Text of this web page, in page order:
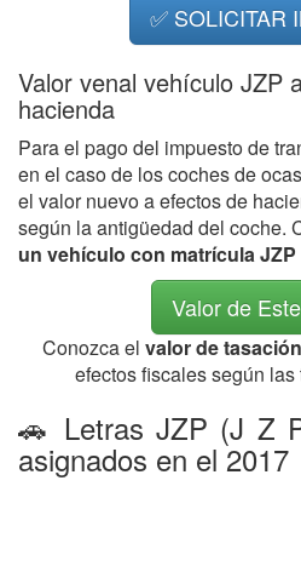
✅ SOLICITAR
Valor venal vehículo JZP
hacienda
Para el pago del impuesto de
en el caso de los coches de
el valor nuevo a efectos de
según la antigüedad del coche.
un vehículo con matrícula JZP
Valor de
Conozca el valor de tasación
efectos fiscales según
🚗 Letras JZP (J Z
asignados en el 2017